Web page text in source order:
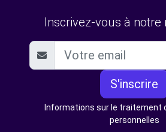
Inscrivez-vous à notre
S'inscrire
Informations sur le traitement
personnelles